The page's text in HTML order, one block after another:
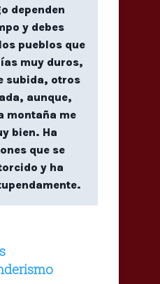
dependen
y debes
pueblos que
muy duros,
subida, otros
aunque,
montaña me
bien. Ha
que se
y ha